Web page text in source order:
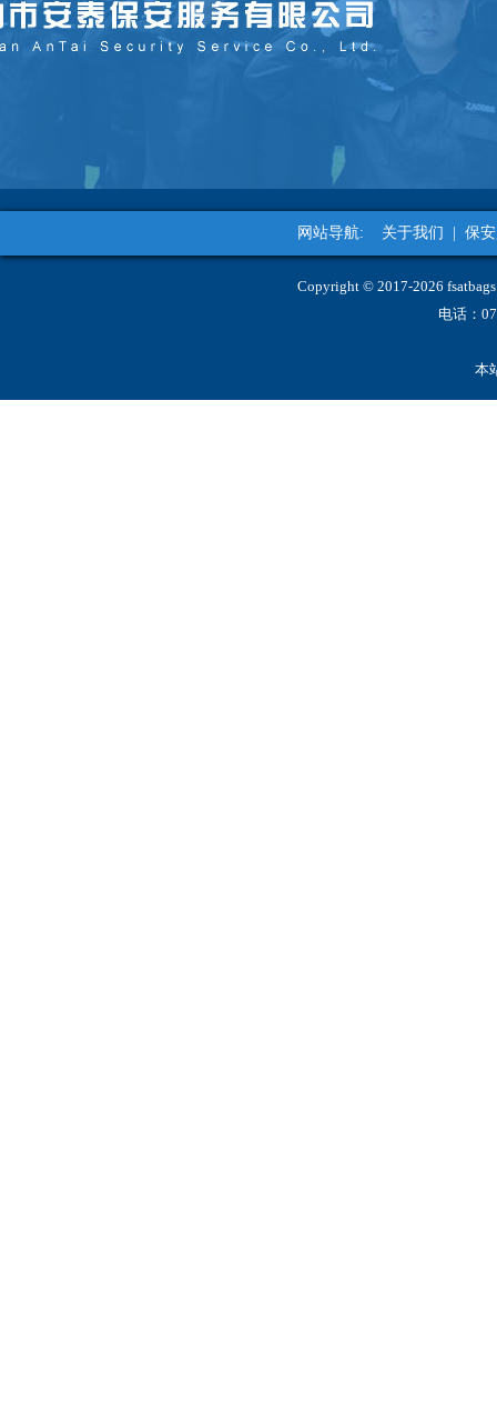
网站导航: 关于我们 保
Copyright © 2017-2026
电话：
本